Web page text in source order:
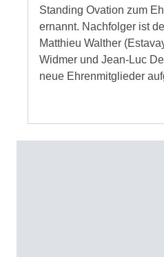
Standing Ovation zum
ernannt. Nachfolger ist
Matthieu Walther
Widmer und Jean-Luc
neue Ehrenmitglieder